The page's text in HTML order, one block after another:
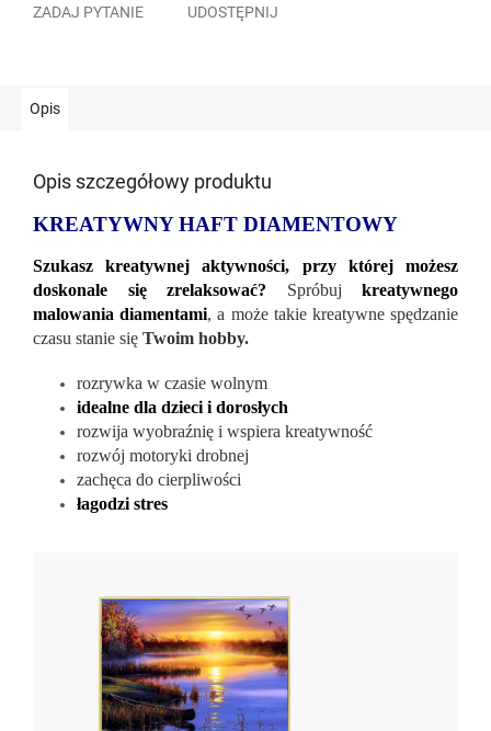
ZADAJ PYTANIE UDOSTĘPNIJ
Opis
Opis szczegółowy produktu
KREATYWNY HAFT DIAMENTOWY
Szukasz kreatywnej aktywności, przy której możesz
doskonale się zrelaksować?
Spróbuj kreatywnego
malowania diamentami, a może takie kreatywne spędzanie
czasu stanie się Twoim hobby.
rozrywka w czasie wolnym
idealne dla dzieci i dorosłych
rozwija wyobraźnię i wspiera kreatywność
rozwój motoryki drobnej
zachęca do cierpliwości
łagodzi stres